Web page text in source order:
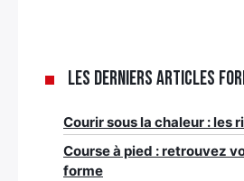
Les derniers articles
Courir sous la chaleur : les
Course à pied : retrouvez
forme